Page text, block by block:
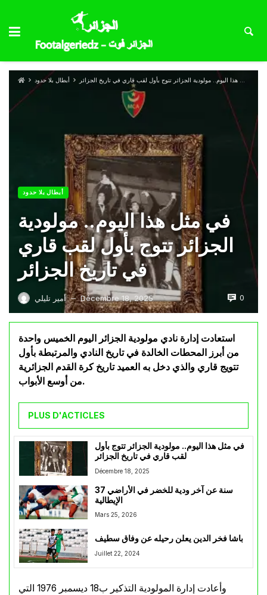
أبطال بلا حدود في مثل هذا اليوم.. مولودية الجزائر تتوج بأول لقب قاري في تاريخ الجزائر
أبطال بلا حدود
في مثل هذا اليوم.. مولودية
الجزائر تتوج بأول لقب قاري
في تاريخ الجزائر
أمير تليلي — Décembre 18, 2025 0
استعادت إدارة نادي مولودية الجزائر اليوم الخميس واحدة
من أبرز المحطات الخالدة في تاريخ النادي والمرتبطة بأول
تتويج قاري والذي دخل به العميد تاريخ كرة القدم الجزائرية
من أوسع الأبواب.
PLUS D'ACTICLES
في مثل هذا اليوم.. مولودية الجزائر تتوج بأول
لقب قاري في تاريخ الجزائر
Décembre 18, 2025
37 سنة عن آخر ودية للخضر في الأراضي
الإيطالية
Mars 25, 2026
باشا فخر الدين يعلن رحيله عن وفاق سطيف
Juillet 22, 2024
وأعادت إدارة المولودية التذكير ب18 ديسمبر 1976 التي